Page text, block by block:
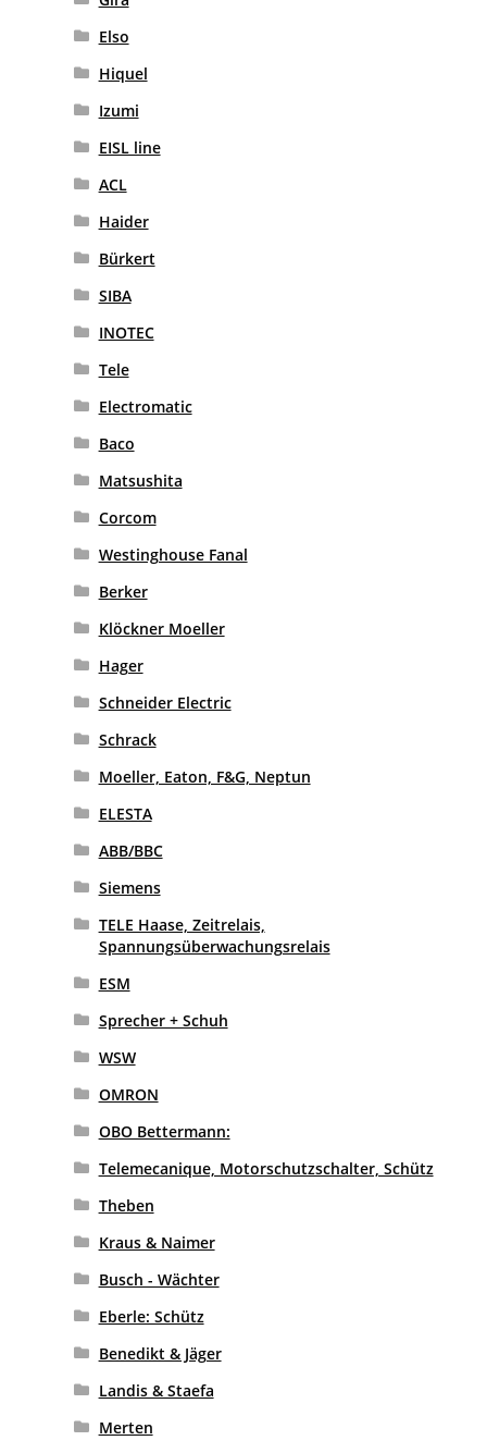
Elso
Hiquel
Izumi
EISL line
ACL
Haider
Bürkert
SIBA
INOTEC
Tele
Electromatic
Baco
Matsushita
Corcom
Westinghouse Fanal
Berker
Klöckner Moeller
Hager
Schneider Electric
Schrack
Moeller, Eaton, F&G, Neptun
ELESTA
ABB/BBC
Siemens
TELE Haase, Zeitrelais,
Spannungsüberwachungsrelais
ESM
Sprecher + Schuh
WSW
OMRON
OBO Bettermann:
Telemecanique, Motorschutzschalter, Schütz
Theben
Kraus & Naimer
Busch - Wächter
Eberle: Schütz
Benedikt & Jäger
Landis & Staefa
Merten